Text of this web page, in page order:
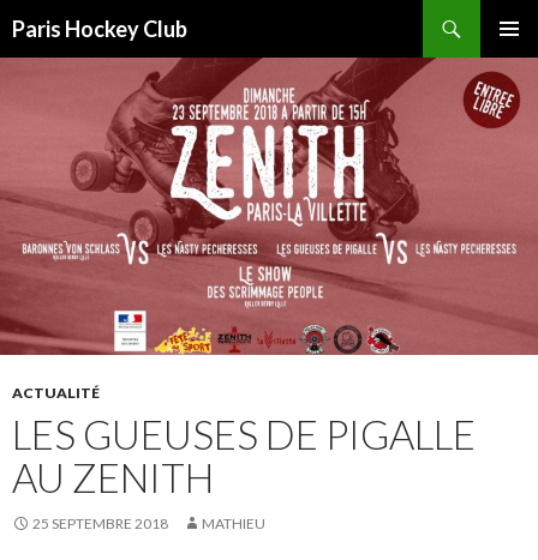
Paris Hockey Club
MENU
ACTUALITÉ
LES GUEUSES DE PIGALLE
AU ZENITH
25 SEPTEMBRE 2018 MATHIEU